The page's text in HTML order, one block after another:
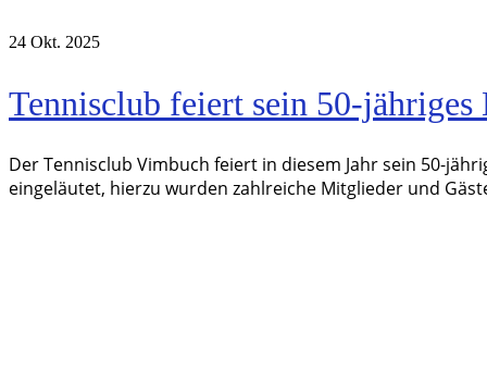
24 Okt. 2025
Tennisclub feiert sein 50-jähriges
Der Tennisclub Vimbuch feiert in diesem Jahr sein 50-
eingeläutet, hierzu wurden zahlreiche Mitglieder und